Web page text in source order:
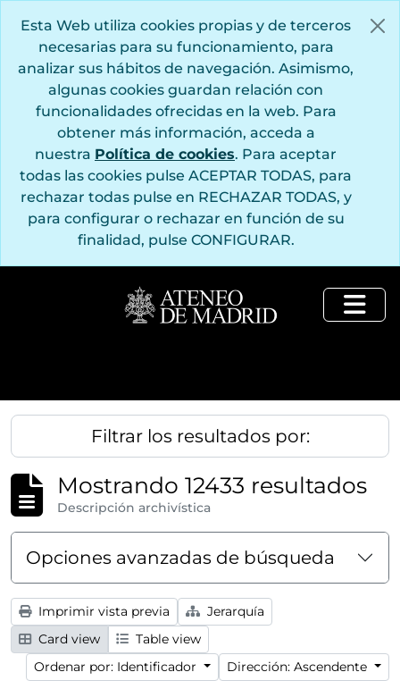
Esta Web utiliza cookies propias y de terceros
necesarias para su funcionamiento, para
analizar sus hábitos de navegación. Asimismo,
algunas cookies guardan relación con
funcionalidades ofrecidas en la web. Para
obtener más información, acceda a
nuestra Política de cookies. Para aceptar
todas las cookies pulse ACEPTAR TODAS, para
rechazar todas pulse en RECHAZAR TODAS, y
para configurar o rechazar en función de su
finalidad, pulse CONFIGURAR.
Filtrar los resultados por:
Mostrando 12433 resultados
Descripción archivística
Opciones avanzadas de búsqueda
Imprimir vista previa
Jerarquía
Card view
Table view
Ordenar por: Identificador
Dirección: Ascendente